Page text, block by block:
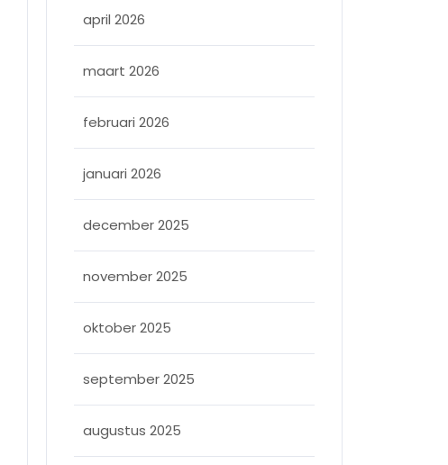
april 2026
maart 2026
februari 2026
januari 2026
december 2025
november 2025
oktober 2025
september 2025
augustus 2025